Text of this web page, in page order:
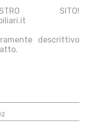
SITO!
descrittivo